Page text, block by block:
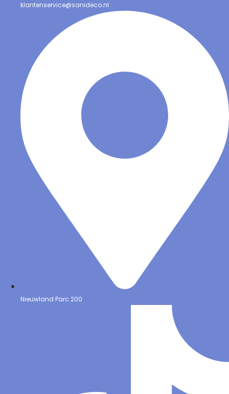
klantenservice@sanideco.nl
Nieuwland Parc 200